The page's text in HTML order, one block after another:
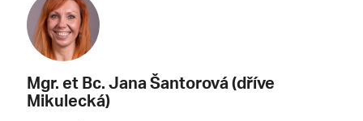
Mgr. et Bc. Jana Šantorová (dříve
Mikulecká)